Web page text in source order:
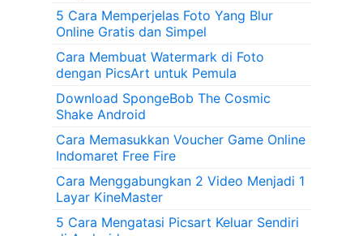
5 Cara Memperjelas Foto Yang Blur
Online Gratis dan Simpel
Cara Membuat Watermark di Foto
dengan PicsArt untuk Pemula
Download SpongeBob The Cosmic
Shake Android
Cara Memasukkan Voucher Game Online
Indomaret Free Fire
Cara Menggabungkan 2 Video Menjadi 1
Layar KineMaster
5 Cara Mengatasi Picsart Keluar Sendiri